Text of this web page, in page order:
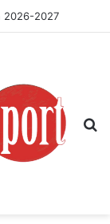
2026-2027